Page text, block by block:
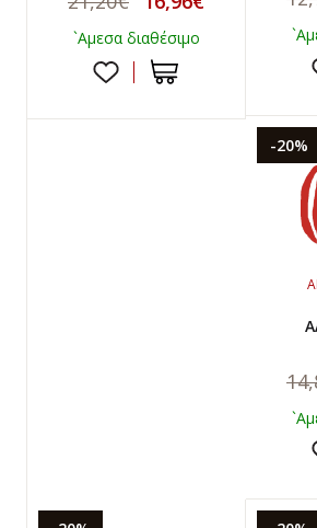
`Αμεσα διαθέσιμο
-20%